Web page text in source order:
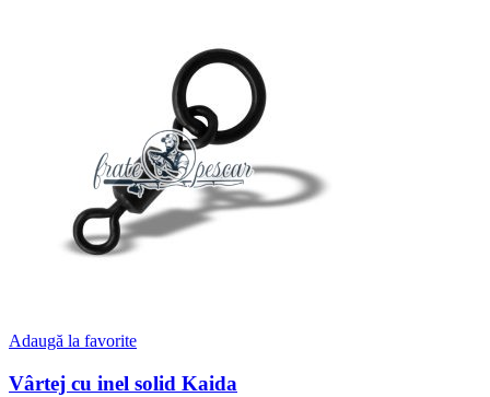
Adaugă la favorite
Vârtej cu inel solid Kaida